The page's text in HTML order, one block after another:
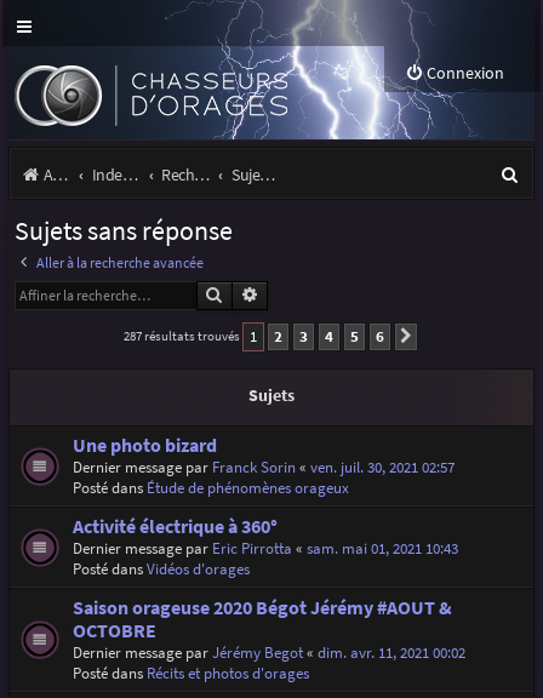
Connexion
Accueil Index du forum Rechercher Sujets sans réponse
h
Sujets sans réponse
Aller à la recherche avancée
Rechercher
287 résultats trouvés 1 2 3 4 5 6
Sujets
Une photo bizard
Dernier message par Franck Sorin« ven. juil. 30, 2021 02:57
Posté dans Étude de phénomènes orageux
Activité électrique à 360°
Dernier message par Eric Pirrotta « sam. mai 01, 2021 10:43
Posté dansVidéos d'orages
Saison orageuse 2020 Bégot Jérémy #AOUT &
OCTOBRE
Dernier message parJérémy Begot« dim. avr. 11, 2021 00:02
Posté dans Récits et photos d'orages